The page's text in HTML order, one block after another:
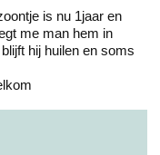
is nu 1jaar en
me man hem in
hij huilen en soms